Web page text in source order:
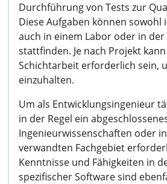
Durchführung von Tests zur
Diese Aufgaben können sowohl
auch in einem Labor oder in
stattfinden. Je nach Projekt
Schichtarbeit erforderlich sein,
einzuhalten.
Um als Entwicklungsingenieur
in der Regel ein
Ingenieurwissenschaften oder
verwandten Fachgebiet
Kenntnisse und Fähigkeiten in
spezifischer Software sind